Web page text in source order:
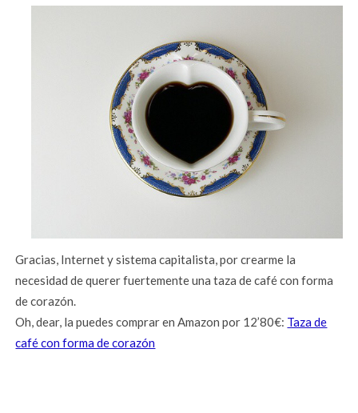
Gracias, Internet y sistema capitalista, por crearme la
necesidad de querer fuertemente una taza de café con forma
de corazón.
Oh, dear, la puedes comprar en Amazon por 12’80€: Taza de
café con forma de corazón